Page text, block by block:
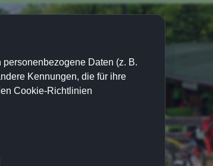
Daten (z. B.
Kennungen, die für ihre
Cookie-Richtlinien